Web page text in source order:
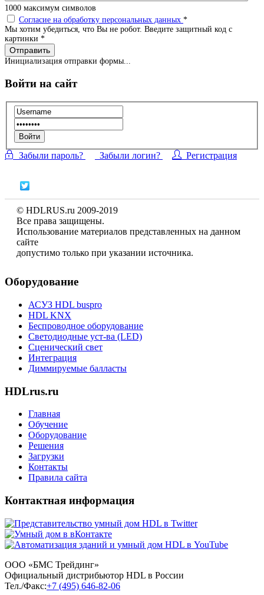
1000 максимум символов
Согласие на обработку персональных данных *
Мы хотим убедиться, что Вы не робот. Введите защитный код с
картинки *
Отправить
Инициализация отправки формы...
Войти на сайт
Войти
Забыли пароль? Забыли логин? Регистрация
© HDLRUS.ru 2009-2019
Все права защищены.
Использование материалов представленных на данном
сайте
допустимо только при указании источника.
Оборудование
АСУЗ HDL buspro
HDL KNX
Беспроводное оборудование
Светодиодные уст-ва (LED)
Сценический свет
Интеграция
Диммируемые балласты
HDLrus.ru
Главная
Обучение
Оборудование
Решения
Загрузки
Контакты
Правила сайта
Контактная информация
ООО «БМС Трейдинг»
Официальный дистрибьютор HDL в России
Тел./Факс:+7 (495) 646-82-06